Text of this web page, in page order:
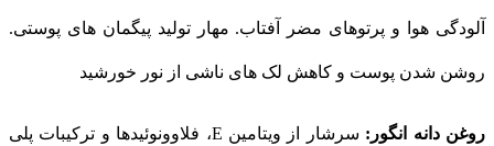
آلودگی هوا و پرتوهای مضر آفتاب. مهار تولید پیگمان های پوستی.
روشن شدن پوست و کاهش لک های ناشی از نور خورشید
روغن دانه انگور: سرشار از ویتامین E، فلاوونوئیدها و ترکیبات پلی